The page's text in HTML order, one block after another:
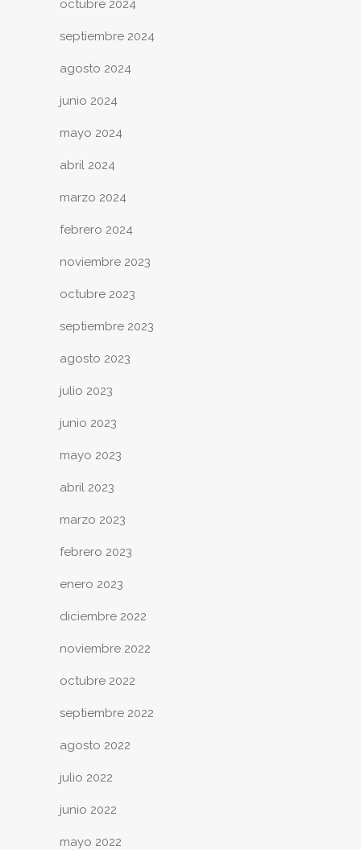
octubre 2024
septiembre 2024
agosto 2024
junio 2024
mayo 2024
abril 2024
marzo 2024
febrero 2024
noviembre 2023
octubre 2023
septiembre 2023
agosto 2023
julio 2023
junio 2023
mayo 2023
abril 2023
marzo 2023
febrero 2023
enero 2023
diciembre 2022
noviembre 2022
octubre 2022
septiembre 2022
agosto 2022
julio 2022
junio 2022
mayo 2022